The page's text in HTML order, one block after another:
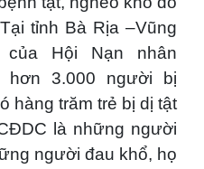
tỉnh Bà Rịa –Vũng
Hội Nạn nhân
hơn 3.000 người bị
hàng trăm trẻ bị dị tật
là những người
người đau khổ, họ